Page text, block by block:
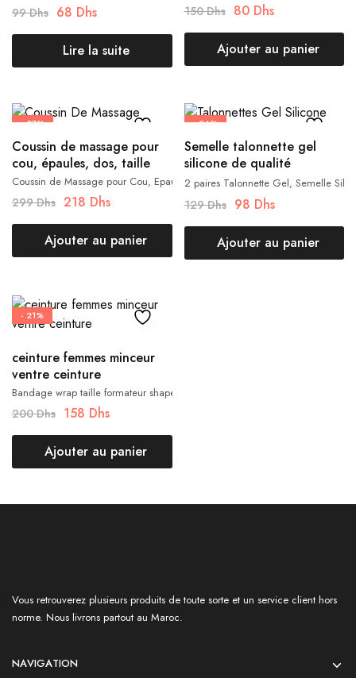
99Dhs 68 Dhs
Lire la suite
150Dhs 80 Dhs
Ajouter au panier
- 27%
Coussin de massage pour
cou, épaules, dos, taille
Coussin de Massage pour Cou, Epaules, Dos, Taille
299Dhs 218 Dhs
Ajouter au panier
- 24%
Semelle talonnette gel
silicone de qualité
médicale
2 paires Talonnette Gel, Semelle
129Dhs 98 Dhs
Ajouter au panier
- 21%
ceinture femmes minceur
ventre ceinture
Bandage wrap taille formateur shapewear ceinture femmes minceur ventre
200Dhs 158 Dhs
Ajouter au panier
Vous retrouverez plusieurs produits de toute sorte et un service client hors
norme. Nous livrons partout au Maroc.
NAVIGATION